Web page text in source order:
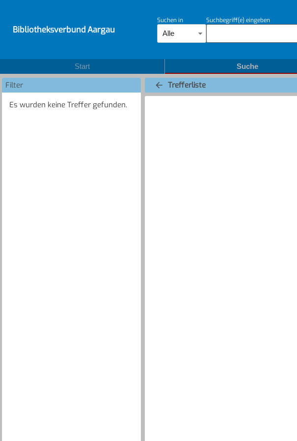
Bibliotheksverbund Aargau
Suchen in
Alle
Suchbegriff(e) eingeben
Start Suche
Filter
Es wurden keine Treffer gefunden.
Trefferliste